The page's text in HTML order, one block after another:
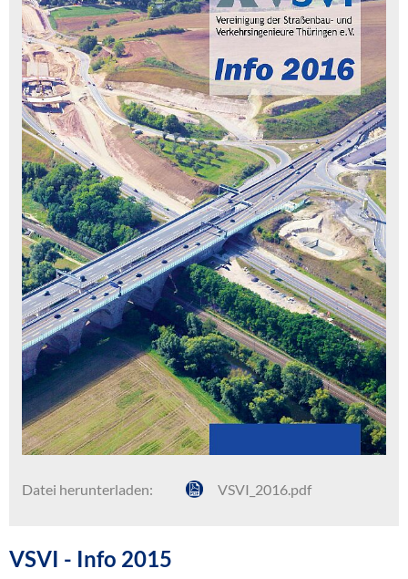
Datei herunterladen: VSVI_2016.pdf
VSVI - Info 2015